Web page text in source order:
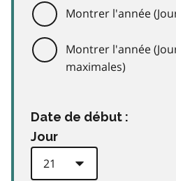
Montrer l'année
Montrer l'année
maximales)
Date de début :
Jour